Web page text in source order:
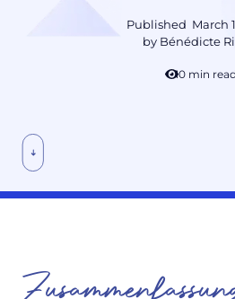
Published March
by Bénédicte
10 min read